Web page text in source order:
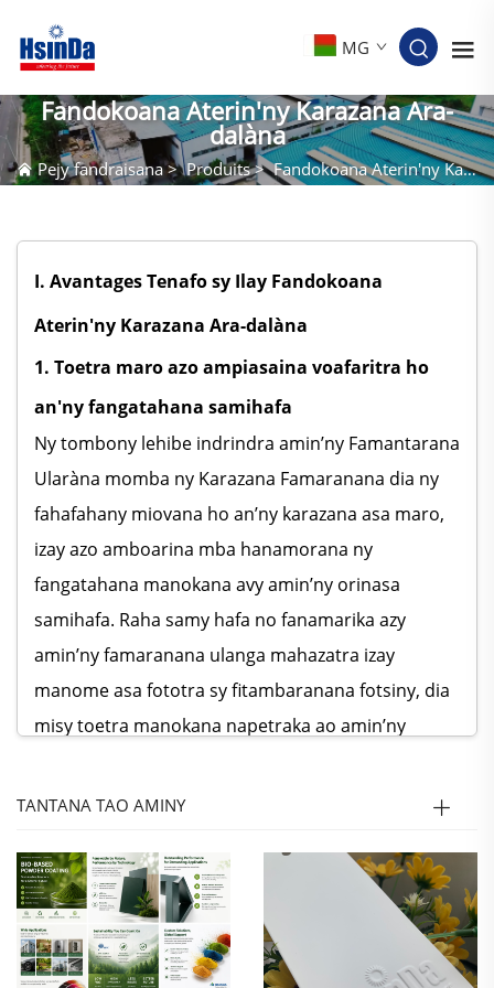
MG
Fandokoana Aterin'ny Karazana Ara-
dalàna
Pejy fandraisana>Produits>Fandokoana Aterin'ny Karazana Ara-dalàna
I. Avantages Tenafo sy Ilay Fandokoana
Aterin'ny Karazana Ara-dalàna
1. Toetra maro azo ampiasaina voafaritra ho
an'ny fangatahana samihafa
Ny tombony lehibe indrindra amin’ny Famantarana
Ularàna momba ny Karazana Famaranana dia ny
fahafahany miovana ho an’ny karazana asa maro,
izay azo amboarina mba hanamorana ny
fangatahana manokana avy amin’ny orinasa
samihafa. Raha samy hafa no fanamarika azy
amin’ny famaranana ulanga mahazatra izay
manome asa fototra sy fitambaranana fotsiny, dia
misy toetra manokana napetraka ao amin’ny
fitsingerana haingana, fifehezana, tsy fisentrona,
fihenjanana. Ohatra, amin’ny toe-javatra haingana
be, dia afaka amboarina ny Karazana Famaranana
mba handanjalanjana ny toetran’ny haingana
mihoatra na mitovy 200°C; amin’ny saha
TANTANA TAO AMINY